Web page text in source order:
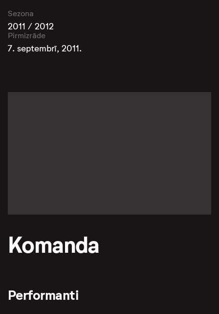
Sezona
2011 / 2012
Pirmizrāde
7. septembrī, 2011.
Komanda
Performanti